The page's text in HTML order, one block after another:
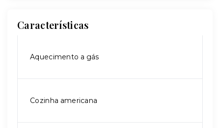
Características
Aquecimento a gás
Cozinha americana